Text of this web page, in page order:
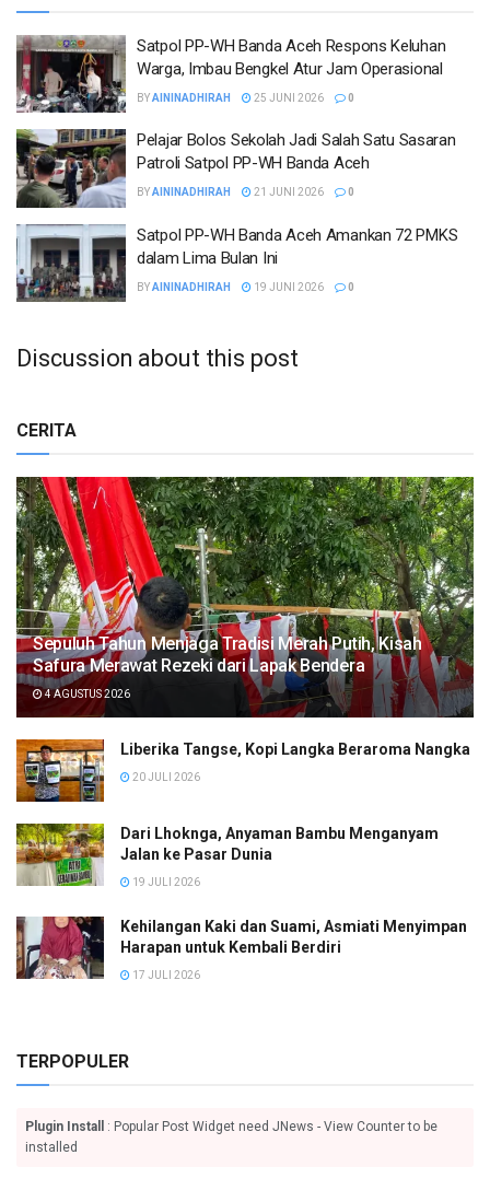
Satpol PP-WH Banda Aceh Respons Keluhan
Warga, Imbau Bengkel Atur Jam Operasional
BYAININADHIRAH 25 JUNI 2026 0
Pelajar Bolos Sekolah Jadi Salah Satu Sasaran
Patroli Satpol PP-WH Banda Aceh
BYAININADHIRAH 21 JUNI 2026 0
Satpol PP-WH Banda Aceh Amankan 72 PMKS
dalam Lima Bulan Ini
BYAININADHIRAH 19 JUNI 2026 0
Discussion about this post
CERITA
Sepuluh Tahun Menjaga Tradisi Merah Putih, Kisah
Safura Merawat Rezeki dari Lapak Bendera
4 AGUSTUS 2026
Liberika Tangse, Kopi Langka Beraroma Nangka
20 JULI 2026
Dari Lhoknga, Anyaman Bambu Menganyam
Jalan ke Pasar Dunia
19 JULI 2026
Kehilangan Kaki dan Suami, Asmiati Menyimpan
Harapan untuk Kembali Berdiri
17 JULI 2026
TERPOPULER
Plugin Install
: Popular Post Widget need JNews - View Counter to be
installed